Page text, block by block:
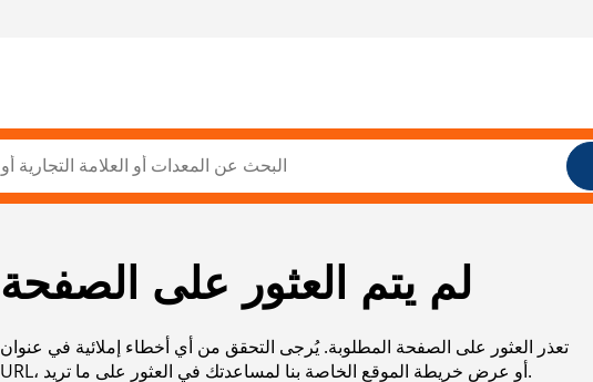
لم يتم العثور على الصفحة
تعذر العثور على الصفحة المطلوبة. يُرجى التحقق من أي أخطاء إملائية في عنوان
URL، أو عرض خريطة الموقع الخاصة بنا لمساعدتك في العثور على ما تريد.